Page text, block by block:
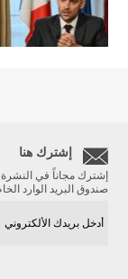
إشترك هنا
إشترك مجاناً في النشرة
صندوق البريد الوارد